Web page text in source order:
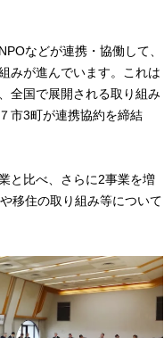
などが連携・協働して、
みが進んでいます。これは
全国で展開される取り組み
市3町が連携協約を締結
と比べ、さらに2事業を増
移住の取り組み等について